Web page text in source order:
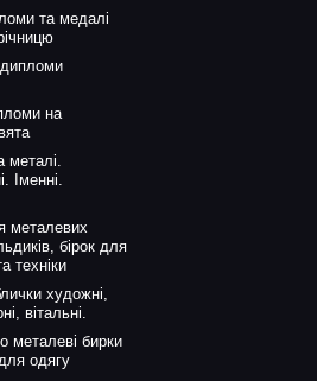
та медалі
дипломи
на
металі.
Іменні.
металевих
бірок для
техніки
художні,
вітальні.
металеві бирки
одягу